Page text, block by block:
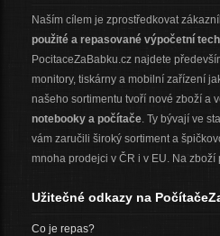
Naším cílem je zprostředkovat
použité a repasované výpočetní
PocitaceZaBabku.cz najdete
monitory, tiskárny a mobilní zařízení
našeho sortimentu tvoří nové zboží a
notebooky a počítače. Ty bývají ve
vám zaručili široký sortiment a
mnoha prodejci v ČR i v EU. Na
Užitečné odkazy na
Co je repas?